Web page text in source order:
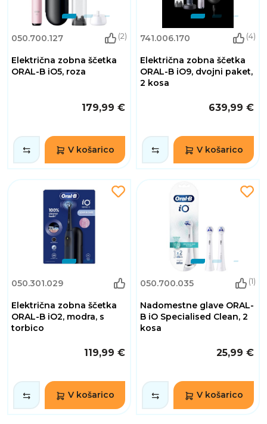
050.700.127 (2)
Električna zobna ščetka
ORAL-B iO5, roza
179,99 €
V košarico
741.006.170 (4)
Električna zobna ščetka
ORAL-B iO9, dvojni paket,
2 kosa
639,99 €
V košarico
050.301.029
Električna zobna ščetka
ORAL-B iO2, modra, s
torbico
119,99 €
V košarico
050.700.035 (1)
Nadomestne glave ORAL-
B iO Specialised Clean, 2
kosa
25,99 €
V košarico